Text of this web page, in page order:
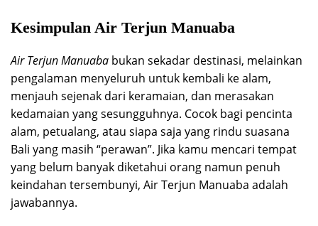
Kesimpulan Air Terjun Manuaba
Air Terjun Manuaba bukan sekadar destinasi, melainkan
pengalaman menyeluruh untuk kembali ke alam,
menjauh sejenak dari keramaian, dan merasakan
kedamaian yang sesungguhnya. Cocok bagi pencinta
alam, petualang, atau siapa saja yang rindu suasana
Bali yang masih “perawan”. Jika kamu mencari tempat
yang belum banyak diketahui orang namun penuh
keindahan tersembunyi, Air Terjun Manuaba adalah
jawabannya.